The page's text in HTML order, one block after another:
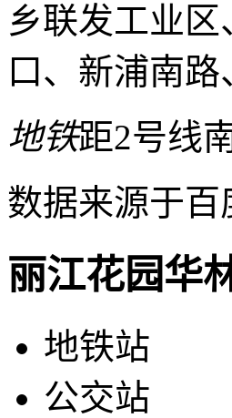
乡联发工业
口、新浦南
地铁距2号线
数据来源于
丽江花园华
地铁站
公交站